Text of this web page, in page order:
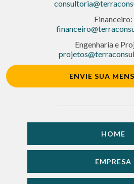
Financeiro:
Engenharia e
ENVIE SUA
HOME
EMPRESA